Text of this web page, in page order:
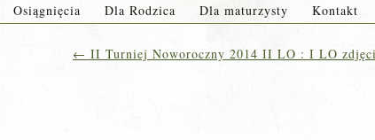
Osiągnięcia Dla Rodzica Dla maturzysty Kontakt
← II Turniej Noworoczny 2014 II LO : I LO